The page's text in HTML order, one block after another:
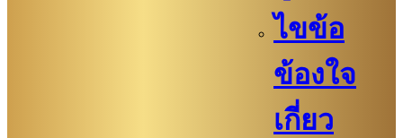
ไขข้อ
ข้องใจ
เกี่ยว